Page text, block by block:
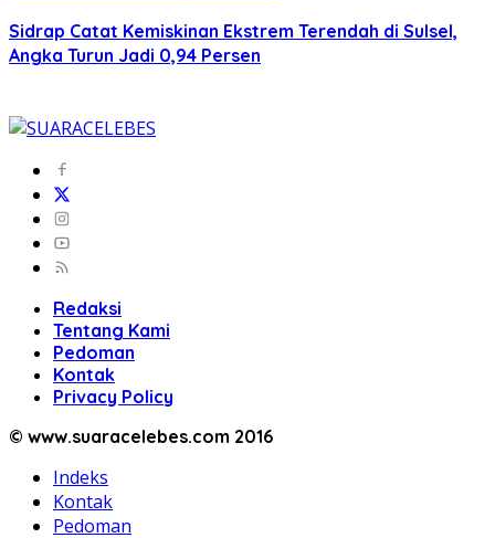
Sidrap Catat Kemiskinan Ekstrem Terendah di Sulsel,
Angka Turun Jadi 0,94 Persen
Redaksi
Tentang Kami
Pedoman
Kontak
Privacy Policy
© www.suaracelebes.com 2016
Indeks
Kontak
Pedoman